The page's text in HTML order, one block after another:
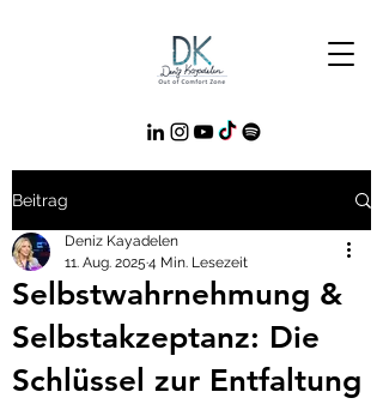
Beitrag
Selbstwahrnehmung &
Selbstakzeptanz: Die
Schlüssel zur Entfaltung
Deniz Kayadelen
11. Aug. 2025 4 Min. Lesezeit